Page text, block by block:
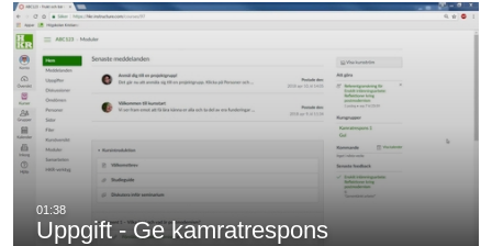
Uppgift - Ge kamratrespons